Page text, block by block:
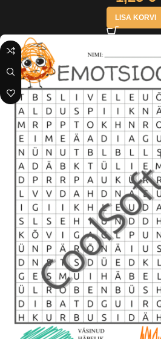
LISA KORVI